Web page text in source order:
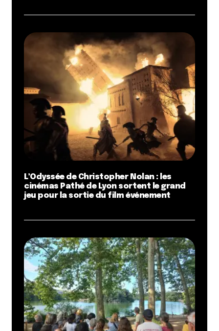
L’Odyssée de Christopher Nolan : les
cinémas Pathé de Lyon sortent le grand
jeu pour la sortie du film événement